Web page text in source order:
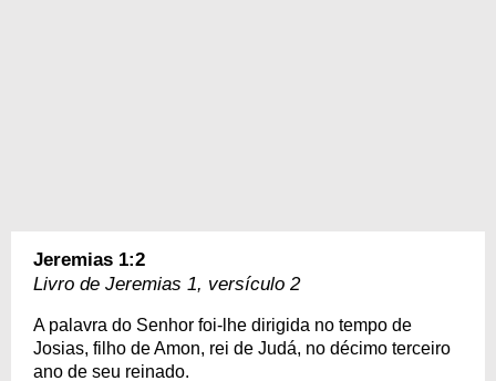
Jeremias 1:2
Livro de Jeremias 1, versículo 2
A palavra do Senhor foi-lhe dirigida no tempo de
Josias, filho de Amon, rei de Judá, no décimo terceiro
ano de seu reinado.